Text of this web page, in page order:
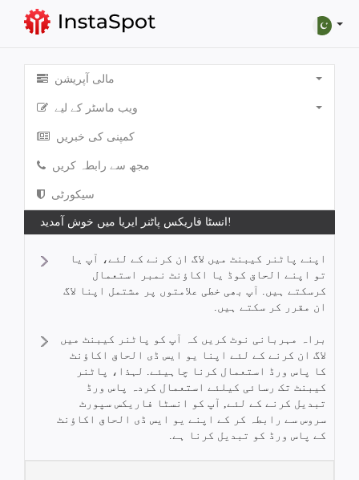
مالی آپریشن
ویب ماسٹر کے لیے
کمپنی کی خبریں
مجھ سے رابطہ کریں
سیکورٹی
انسٹا فاریکس پاٹنر ایریا میں خوش آمدید!
اپنے پاٹنر کیبنٹ میں لاگ ان کرنے کے لئے، آپ یا
تو اپنے الحاق کوڈ یا اکاؤنٹ نمبر استعمال
کرسکتے ہیں. آپ بھی خطی علامتوں پر مشتمل اپنا لاگ
ان مقرر کر سکتے ہیں.
براہ مہربانی نوٹ کریں کہ آپ کو پاٹنر کیبنٹ میں
لاگ ان کرنے کے لئے اپنا یو ایس ڈی الحاق اکاؤنٹ
کا پاس ورڈ استعمال کرنا چاہیئے. لہذا، پاٹنر
کیبنٹ تک رسائی کیلئے استعمال کردہ پاس ورڈ
تبدیل کرنے کے لئے, آپ کو انسٹا فاریکس سپورٹ
سروس سے رابطہ کر کے اپنے یو ایس ڈی الحاق اکاؤنٹ
کے پاس ورڈ کو تبدیل کرنا ہے.